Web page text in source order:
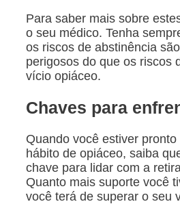
Para saber mais sobre
o seu médico. Tenha
os riscos de abstinência
perigosos do que os riscos
vício opiáceo.
Chaves para
Quando você estiver
hábito de opiáceo, saiba
chave para lidar com a
Quanto mais suporte você
você terá de superar o seu